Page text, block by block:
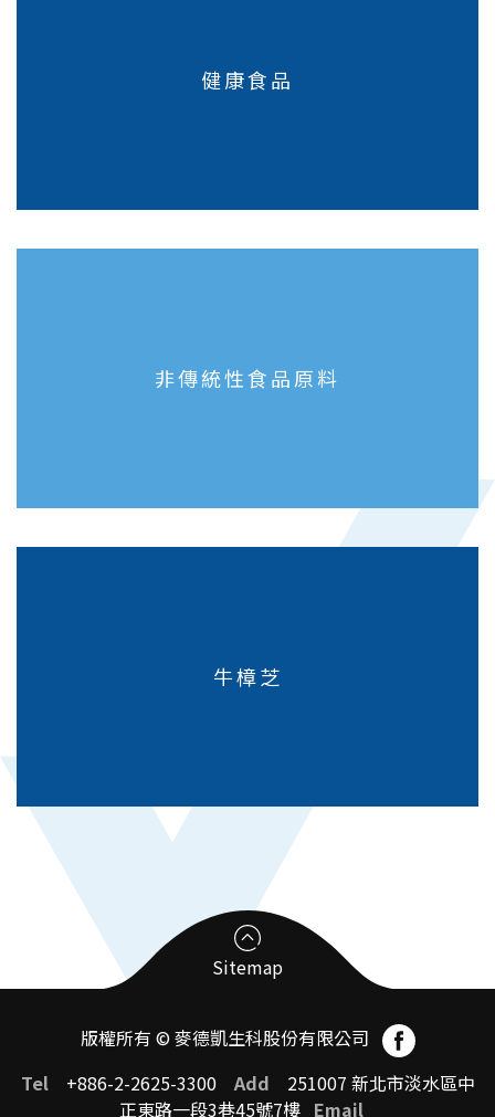
健康食品
非傳統性食品原料
牛樟芝
Sitemap
臨床前試驗受託CRO
版權所有 © 麥德凱生科股份有限公司
Tel+886-2-2625-3300Add 251007 新北市淡水區中
正東路一段3巷45號7樓 Email